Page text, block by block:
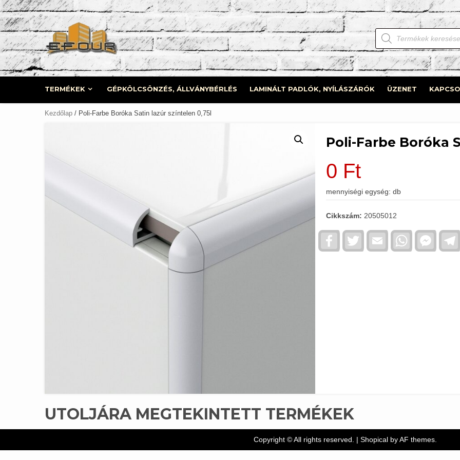
Skip
to
content
Products
search
TERMÉKEK GÉPKÖLCSÖNZÉS, ÁLLVÁNYBÉRLÉS LAMINÁLT PADLÓK, NYÍLÁSZÁRÓK ÜZENET
Kezdőlap / Poli-Farbe Boróka Satin lazúr színtelen 0,75l
Poli-Farbe Boróka
0 Ft
mennyiségi egység: db
Cikkszám: 20505012
FacebookTwitter Email WhatsApp
UTOLJÁRA MEGTEKINTETT TERMÉKEK
Copyright © All rights reserved. | Shopicalby AF themes.